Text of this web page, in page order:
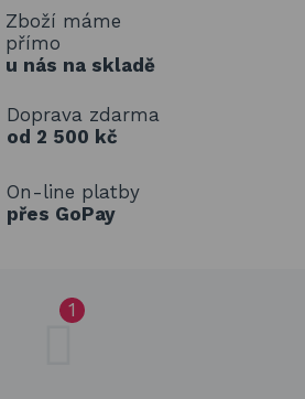
Zboží máme
přímo
u nás na skladě
Doprava zdarma
od 2 500 kč
On-line platby
přes GoPay